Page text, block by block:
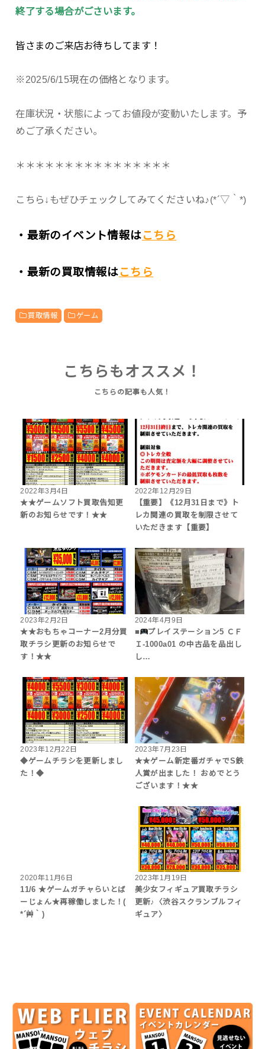
終了する場合がごさいます。
皆さまのご来店お待ちしてます！
※2025/6/15現在の価格となります。
在庫状況・状態によってお値段が変動いたします。予
めご了承ください。
＊＊＊＊＊＊＊＊＊＊＊＊＊＊＊＊
こちら↓もぜひチェックしてみてくださいね♪(*´▽｀*)
・最新のイベント情報はこちら
・最新の買取情報はこちら
買取情報 ゲーム
こちらもオススメ！
2022年3月4日
★★ゲームソフト買取告知更
新のお知らせです！★★
2022年12月29日
【重要】《12月31日まで》ト
レカ関連の買取を制限させて
いただきます【重要】
2023年2月2日
★★おもちゃコーナー2月分買
取チラシ更新のお知らせで
す！★★
2024年4月9日
■
プレイステーション5 ＣＦ
Ｉ-1000a01 の中古品を品出し
し…
2023年12月22日
◆ゲームチラシを更新しまし
た！◆
2023年7月23日
★★ゲーム新定番ガチャでS鉄
人賞が出ました！ おめでとう
ございます！★★
2020年11月6日
11/6 ★ゲームガチャらいとば
ーじょん★再稼働しました！(
*´艸｀)
2023年1月19日
美少女フィギュア買取チラシ
更新♪〈渋谷スクランブルフィ
ギュア〉